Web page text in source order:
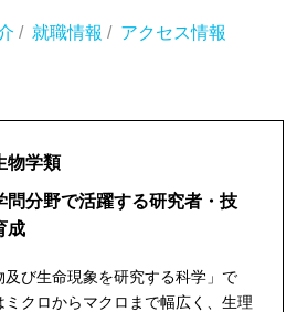
/ 就職情報 / アクセス情報
物学類
問分野で活躍する研究者・技
成
び生命現象を研究する科学」で
クロからマクロまで幅広く、生理